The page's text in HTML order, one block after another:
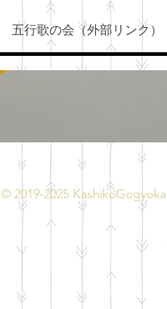
五行歌の会（外部リンク）
© 2019-2025 KashikoGogyoka